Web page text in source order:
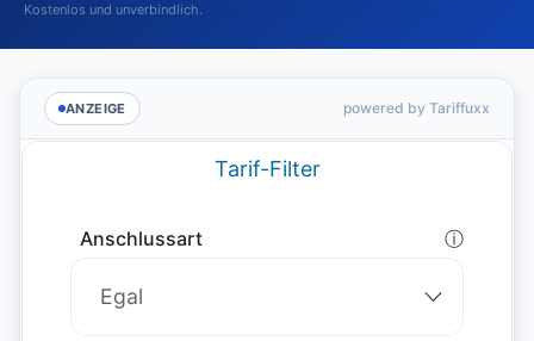
Kostenlos und unverbindlich.
ANZEIGE powered by Tariffuxx